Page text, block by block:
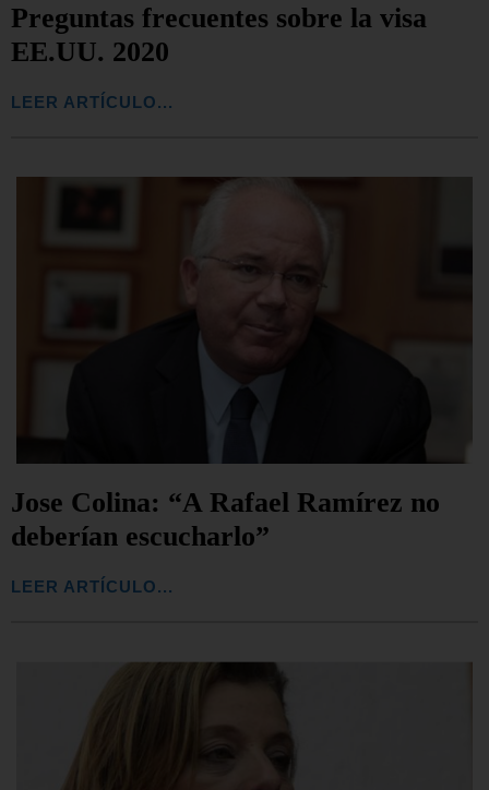
Preguntas frecuentes sobre la visa
EE.UU. 2020
LEER ARTÍCULO...
Jose Colina: “A Rafael Ramírez no
deberían escucharlo”
LEER ARTÍCULO...